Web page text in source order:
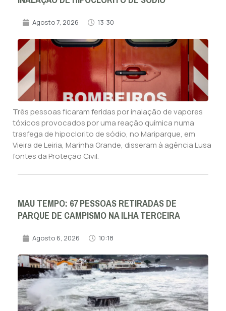
Agosto 7, 2026 13:30
Três pessoas ficaram feridas por inalação de vapores
tóxicos provocados por uma reação química numa
trasfega de hipoclorito de sódio, no Mariparque, em
Vieira de Leiria, Marinha Grande, disseram à agência Lusa
fontes da Proteção Civil.
MAU TEMPO: 67 PESSOAS RETIRADAS DE
PARQUE DE CAMPISMO NA ILHA TERCEIRA
Agosto 6, 2026 10:18